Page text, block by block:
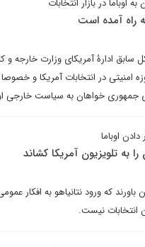
در بازار انتخابات
راه آمده است
ادارۀ آمریکای وزارت خارجه و
در انتخابات آمریکا و خصوصا
جمهوری خواهان به سیاست خارجی
اوباما
را به تلویزیون آمریکا کشاند
باورند که ورود نتانیاهو به افکار
انتخابات نیست.